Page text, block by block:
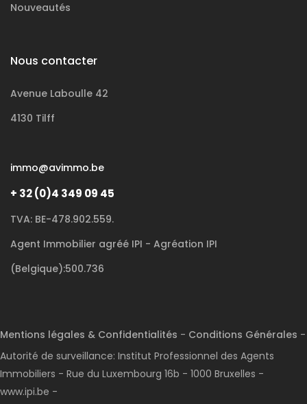
Nouveautés
Nous contacter
Avenue Laboulle 42
4130 Tilff
immo@avimmo.be
+ 32 (0)4 349 09 45
TVA: BE-478.902.559.
Agent Immobilier agréé IPI - Agréation IPI
(Belgique):500.736
Mentions légales & Confidentialités - Conditions Générales -
Autorité de surveillance: Institut Professionnel des Agents
Immobiliers - Rue du Luxembourg 16b - 1000 Bruxelles -
www.ipi.be -